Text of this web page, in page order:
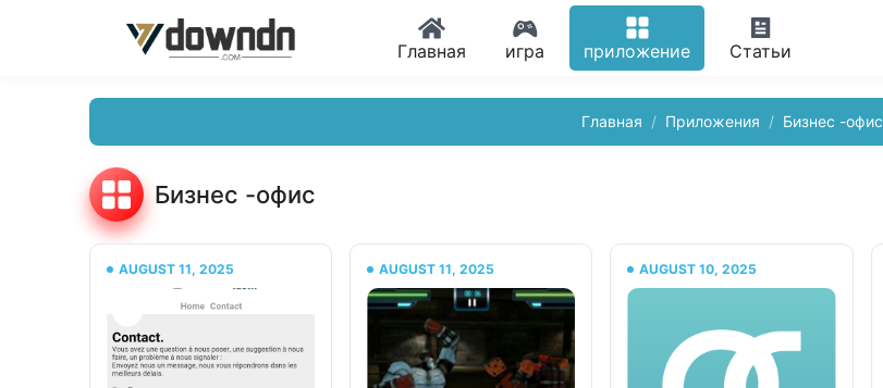
Главная игра приложение Статьи
Главная Приложения Бизнес -офис
Бизнес -офис
AUGUST 11, 2025 AUGUST 11, 2025 AUGUST 10, 2025